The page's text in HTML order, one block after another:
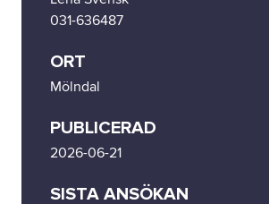
Om oss
031-636487
ORT
Mölndal
PUBLICERAD
2026-06-21
SISTA ANSÖKAN